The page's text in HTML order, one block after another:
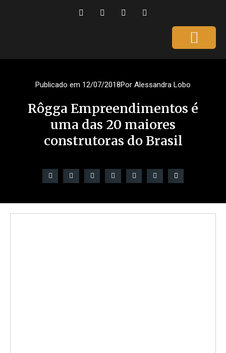
Publicado em 12/07/2018Por Alessandra Lobo
Rôgga Empreendimentos é
uma das 20 maiores
construtoras do Brasil